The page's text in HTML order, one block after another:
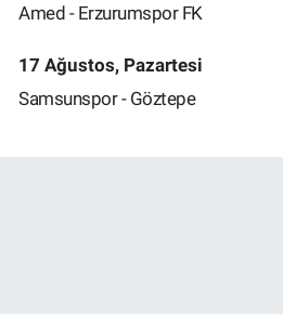
Amed - Erzurumspor FK
17 Ağustos, Pazartesi
Samsunspor - Göztepe